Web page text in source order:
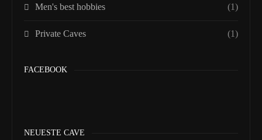
Men's best hobbies (1)
Private Caves (1)
FACEBOOK
NEUESTE CAVE